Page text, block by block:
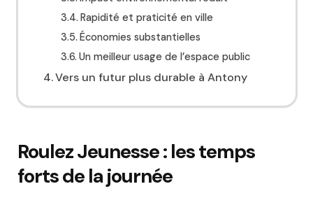
Rapidité et praticité en ville
Économies substantielles
Un meilleur usage de l’espace public
Vers un futur plus durable à Antony
Roulez Jeunesse : les temps
forts de la journée